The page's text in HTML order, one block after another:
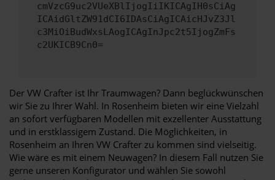
cmVzcG9uc2VUeXBlIjogIiIKICAgIH0sCiAg
ICAidGltZW91dCI6IDAsCiAgICAicHJvZ3Jl
c3MiOiBudWxsLAogICAgInJpc2t5IjogZmFs
c2UKICB9Cn0=
Der VW Crafter ist Ihr Traumwagen? Dann beglückwünschen
wir Sie zu Ihrer Wahl. In Rosenheim bieten wir eine Vielzahl
an sofort verfügbaren Modellen mit exzellenter Ausstattung
und in erstklassigem Zustand. Die Möglichkeiten, in
Rosenheim an Ihren VW Crafter zu kommen sind vielseitig.
Wie wäre es mit einem Neuwagen? In diesem Fall nutzen Sie
gerne unseren Konfigurator und wählen Sie sowohl